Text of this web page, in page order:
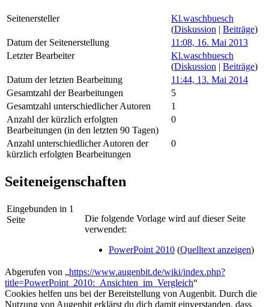
Seitenersteller
Kl.waschbuesch
(Diskussion | Beiträge)
Datum der Seitenerstellung
11:08, 16. Mai 2013
Letzter Bearbeiter
Kl.waschbuesch
(Diskussion | Beiträge)
Datum der letzten Bearbeitung
11:44, 13. Mai 2014
Gesamtzahl der Bearbeitungen
5
Gesamtzahl unterschiedlicher Autoren
1
Anzahl der kürzlich erfolgten
Bearbeitungen (in den letzten 90 Tagen)
0
Anzahl unterschiedlicher Autoren der
kürzlich erfolgten Bearbeitungen
0
Seiteneigenschaften
Eingebunden in 1
Seite
Die folgende Vorlage wird auf dieser Seite
verwendet:
PowerPoint 2010 (Quelltext anzeigen)
Abgerufen von „https://www.augenbit.de/wiki/index.php?
title=PowerPoint_2010:_Ansichten_im_Vergleich“
Cookies helfen uns bei der Bereitstellung von Augenbit. Durch die
Nutzung von Augenbit erklärst du dich damit einverstanden, dass